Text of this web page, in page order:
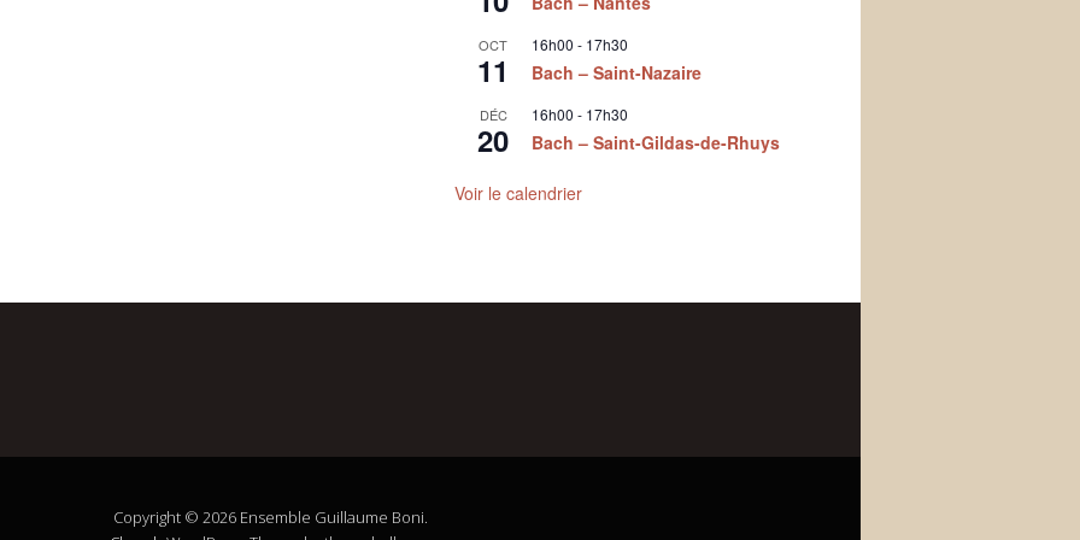
OCT
11
16h00 - 17h30
Bach – Saint-Nazaire
DÉC
20
16h00 - 17h30
Bach – Saint-Gildas-de-Rhuys
Voir le calendrier
Copyright © 2026 Ensemble Guillaume Boni.